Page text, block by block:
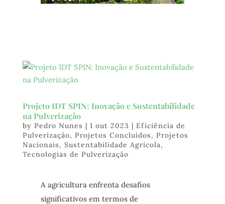
Projeto IDT SPIN: Inovação e Sustentabilidade
na Pulverização
by Pedro Nunes | 1 out 2023 | Eficiência de
Pulverização, Projetos Concluídos, Projetos
Nacionais, Sustentabilidade Agrícola,
Tecnologias de Pulverização
A agricultura enfrenta desafios
significativos em termos de